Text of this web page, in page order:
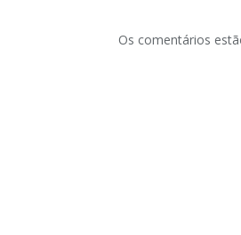
Os comentários